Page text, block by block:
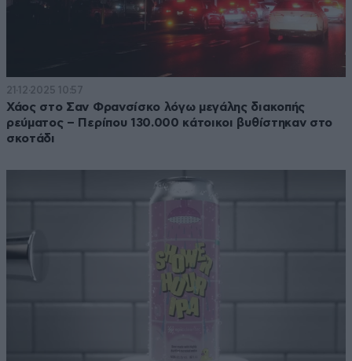
21·12·2025 10:57
Χάος στο Σαν Φρανσίσκο λόγω μεγάλης διακοπής
ρεύματος – Περίπου 130.000 κάτοικοι βυθίστηκαν στο
σκοτάδι